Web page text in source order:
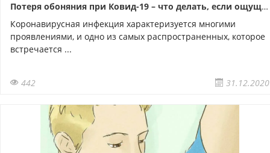
Потеря обоняния при Ковид-19 – что делать, если ощущения не возвращаются?
Коронавирусная инфекция характеризуется многими
проявлениями, и одно из самых распространенных, которое
встречается ...
442 31.12.2020